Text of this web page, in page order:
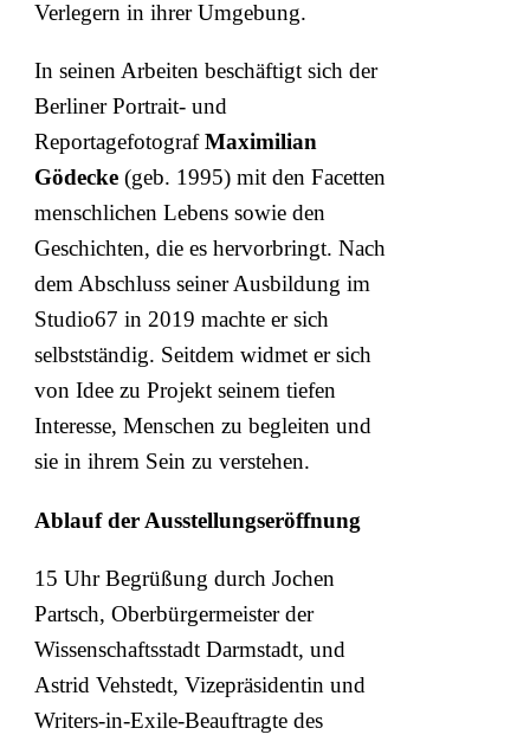
Verlegern in ihrer Umgebung.
In seinen Arbeiten beschäftigt sich der
Berliner Portrait- und
ReportagefotografMaximilian
Gödecke(geb. 1995) mit den Facetten
menschlichen Lebens sowie den
Geschichten, die es hervorbringt. Nach
dem Abschluss seiner Ausbildung im
Studio67 in 2019 machte er sich
selbstständig. Seitdem widmet er sich
von Idee zu Projekt seinem tiefen
Interesse, Menschen zu begleiten und
sie in ihrem Sein zu verstehen.
Ablauf der Ausstellungseröffnung
15 Uhr Begrüßung durch Jochen
Partsch, Oberbürgermeister der
Wissenschaftsstadt Darmstadt, und
Astrid Vehstedt, Vizepräsidentin und
Writers-in-Exile-Beauftragte des